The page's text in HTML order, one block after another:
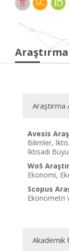
Araştırma
Avesis
Bilimler,
İktisadi
WoS
Ekonomi,
Scopus
Ekonometri
Akademik